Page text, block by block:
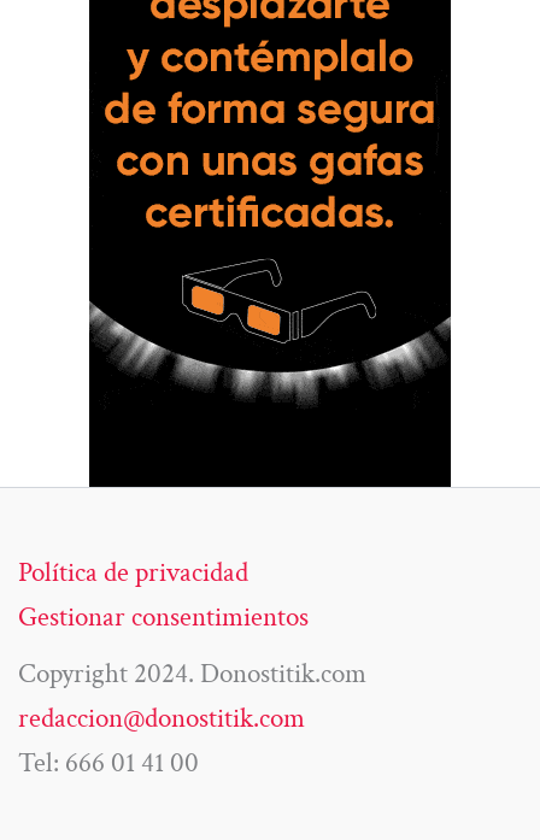
Política de privacidad
Gestionar consentimientos
Copyright 2024. Donostitik.com
redaccion@donostitik.com
Tel: 666 01 41 00